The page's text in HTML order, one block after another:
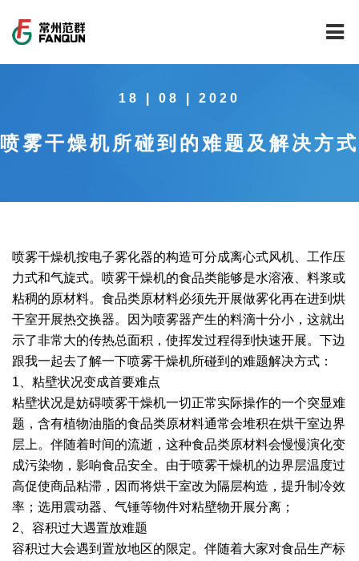
范群文化
公司大事记
干燥设备
回转圆筒干燥焙烧系列
气流干燥系列
喷雾干燥机系列
带式干燥焙烧系列
真空干燥系列
圆盘干燥机系列
桨叶式干燥系列
载体干燥系列
制药行业
食品行业
环保行业
化工行业
工程实验室
工程技术中心
质量监督技术中心
新闻中心
范群新闻
行业新闻
技术专栏
服务中心
常见问题
社会责任
全球契约组织成员
公共责任
节能环保
公益支持
社会责任报告
绿色发展
绿色工厂
绿色供应链
人才招聘
联系我们
联系我们
18 | 08 | 2020
喷雾干燥机所碰到的难题及解决方式
喷雾干燥机按电子雾化器的构造可分成离心式风机、工作压
力式和气旋式。喷雾干燥机的食品类能够是水溶液、料浆或
粘稠的原材料。食品类原材料必须先开展做雾化再在进到烘
干室开展热交换器。因为喷雾器产生的料滴十分小，这就出
示了非常大的传热总面积，使挥发过程得到快速开展。下边
跟我一起去了解一下喷雾干燥机所碰到的难题解决方式：
1、粘壁状况变成首要难点
粘壁状况是妨碍喷雾干燥机一切正常实际操作的一个突显难
题，含有植物油脂的食品类原材料通常会堆积在烘干室边界
层上。伴随着时间的流逝，这种食品类原材料会慢慢演化变
成污染物，影响食品安全。由于喷雾干燥机的边界层温度过
高促使商品粘滞，因而将烘干室改为隔层构造，提升制冷效
率；选用震动器、气锤等物件对粘壁物开展分离；
2、容积过大遇置放难题
容积过大会遇到置放地区的限定。伴随着大家对食品生产标